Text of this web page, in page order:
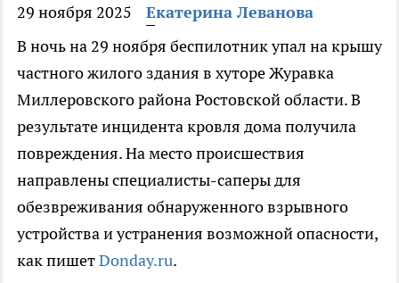
29 ноября 2025
Екатерина Леванова
В ночь на 29 ноября беспилотник упал на крышу
частного жилого здания в хуторе Журавка
Миллеровского района Ростовской области. В
результате инцидента кровля дома получила
повреждения. На место происшествия
направлены специалисты-саперы для
обезвреживания обнаруженного взрывного
устройства и устранения возможной опасности,
как пишетDonday.ru.